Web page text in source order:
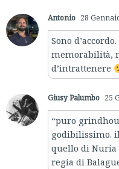
Antonio 28
Sono
memorabilità,
d’intrattenere
Giusy Palumbo 25
“puro
godibilissimo.
quello di Nuria
regia di